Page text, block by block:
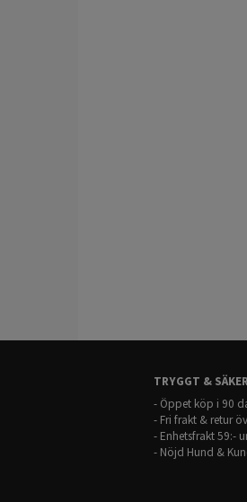
TRYGGT &
- Öppet köp i 90
- Fri frakt & retur
- Enhetsfrakt 59:-
- Nöjd Hund &